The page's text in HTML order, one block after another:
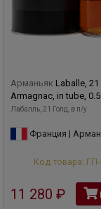
Арманьяк Laballe,
Armagnac, in tube, 0.5
Лабалль, 21 Голд, в п/у
Франция |
Код товара:
11 280 руб